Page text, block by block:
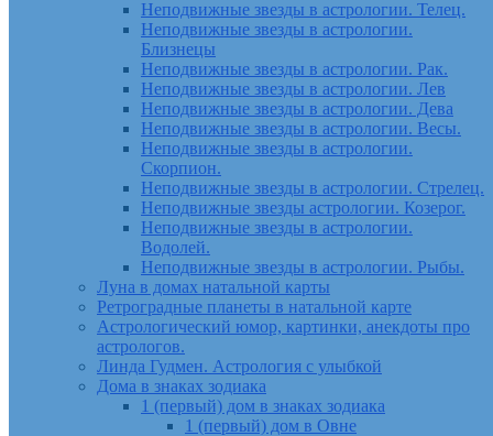
Неподвижные звезды в астрологии. Телец.
Неподвижные звезды в астрологии.
Близнецы
Неподвижные звезды в астрологии. Рак.
Неподвижные звезды в астрологии. Лев
Неподвижные звезды в астрологии. Дева
Неподвижные звезды в астрологии. Весы.
Неподвижные звезды в астрологии.
Скорпион.
Неподвижные звезды в астрологии. Стрелец.
Неподвижные звезды астрологии. Козерог.
Неподвижные звезды в астрологии.
Водолей.
Неподвижные звезды в астрологии. Рыбы.
Луна в домах натальной карты
Ретроградные планеты в натальной карте
Астрологический юмор, картинки, анекдоты про
астрологов.
Линда Гудмен. Астрология с улыбкой
Дома в знаках зодиака
1 (первый) дом в знаках зодиака
1 (первый) дом в Овне